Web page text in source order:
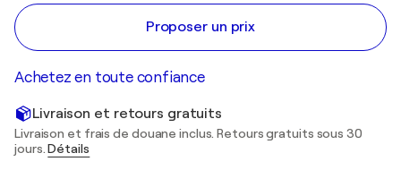
Proposer un prix
Achetez en toute confiance
Livraison et retours gratuits
Livraison et frais de douane inclus. Retours gratuits sous 30
jours.Détails